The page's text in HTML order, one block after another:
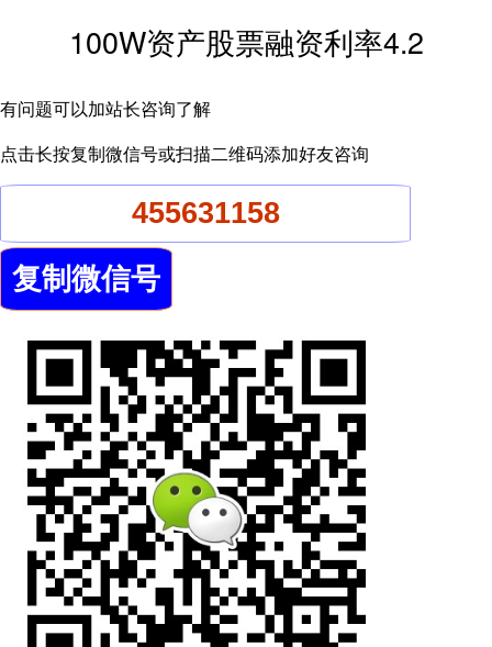
100W资产股票融资利率4.2
有问题可以加站长咨询了解
点击长按复制微信号或扫描二维码添加好友咨询